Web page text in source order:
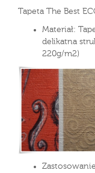
Tapeta The Best
Materiał:
delikatna
220g/m2)